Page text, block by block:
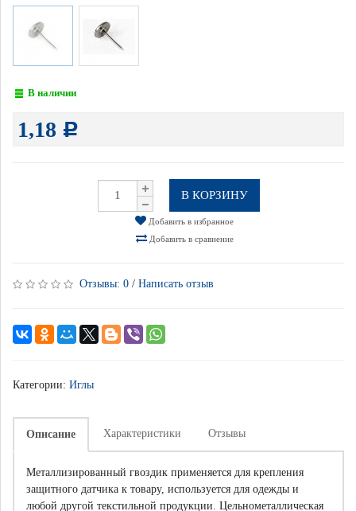
В наличии
1,18 Р
В КОРЗИНУ
Добавить в избранное
Добавить в сравнение
Отзывы: 0 / Написать отзыв
Категории: Иглы
Описание Характеристики Отзывы
Металлизированный гвоздик применяется для крепления
защитного датчика к товару, используется для одежды и
любой другой текстильной продукции. Цельнометаллическая